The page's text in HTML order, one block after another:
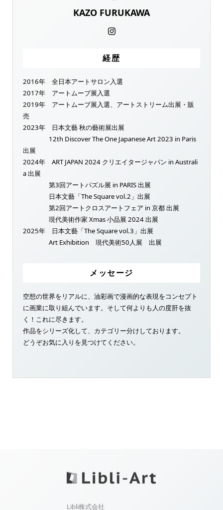
KAZO FURUKAWA
経歴
2016年 全日本アートサロン入選
2017年 アートムーブ展入選
2019年 アートムーブ展入選、アートストリーム出展・販
売
2023年 日本文藝 秋の藝術展出展
12th Discover The One Japanese Art 2023 in Paris
出展
2024年 ART JAPAN 2024 クリエイタージャパン in Australi
a 出展
第3回アートパズル展 in PARIS 出展
日本文藝「The Square vol.2」出展
第2回アートクロスアートフェア in 京都 出展
現代美術作家 Xmas 小品展 2024 出展
2025年 日本文藝「The Square vol.3」出展
Art Exhibition 現代美術50人展 出展
メッセージ
空想の世界をリアルに、油彩画で漫画的な表現をコンセプト
に画業に取り組んでいます。そして何よりも人の度肝を抜
く！これに尽きます。
作品をシリーズ化して、カテゴリー分けしております。
どうぞお気に入りを見つけてください。
Libli株式会社